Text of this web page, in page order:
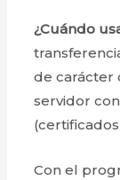
¿Cuándo
de carácter
servidor
(certificados
Con el